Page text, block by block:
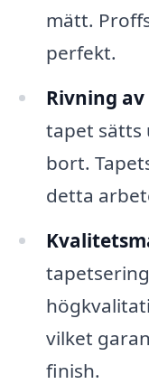
mätt.
perfekt.
Rivning
tapet sätts
bort.
detta
vilket
finish.